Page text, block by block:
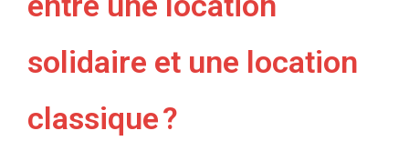
solidaire et une location
classique ?